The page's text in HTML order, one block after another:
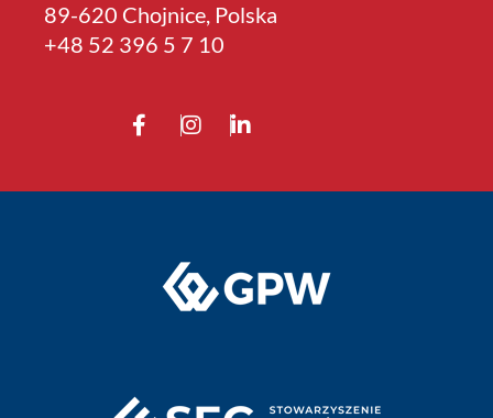
89-620 Chojnice, Polska
+4­8 52 396 5 7 10